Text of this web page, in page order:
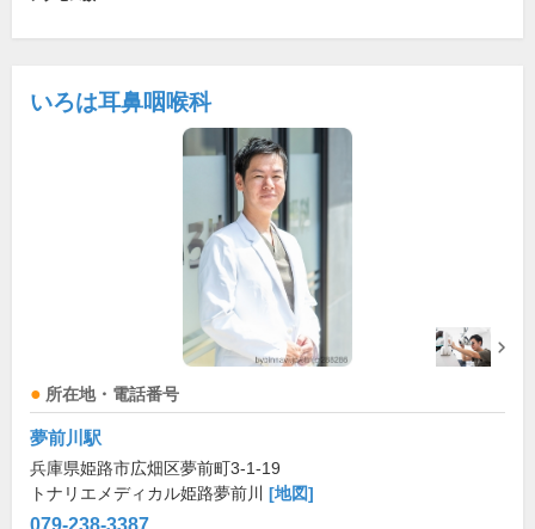
いろは耳鼻咽喉科
所在地・電話番号
夢前川駅
兵庫県姫路市広畑区夢前町3-1-19
トナリエメディカル姫路夢前川 [地図]